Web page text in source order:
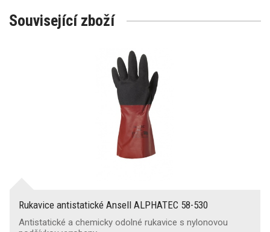
Související zboží
Rukavice antistatické Ansell ALPHATEC 58-530
Antistatické a chemicky odolné rukavice s nylonovou